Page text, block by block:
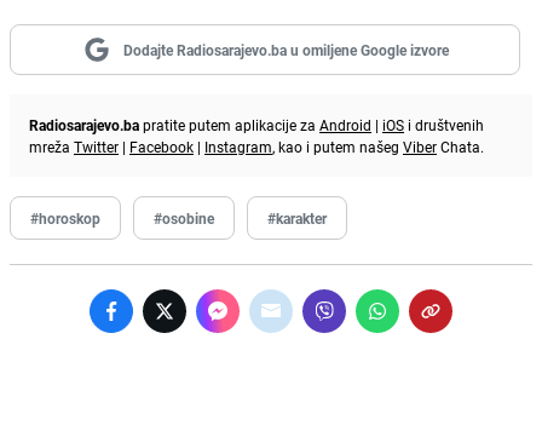
Dodajte Radiosarajevo.ba u omiljene Google izvore
Radiosarajevo.bapratite putem aplikacije za Android | iOS i društvenih
mreža Twitter | Facebook | Instagram, kao i putem našeg ViberChata.
#horoskop #osobine #karakter